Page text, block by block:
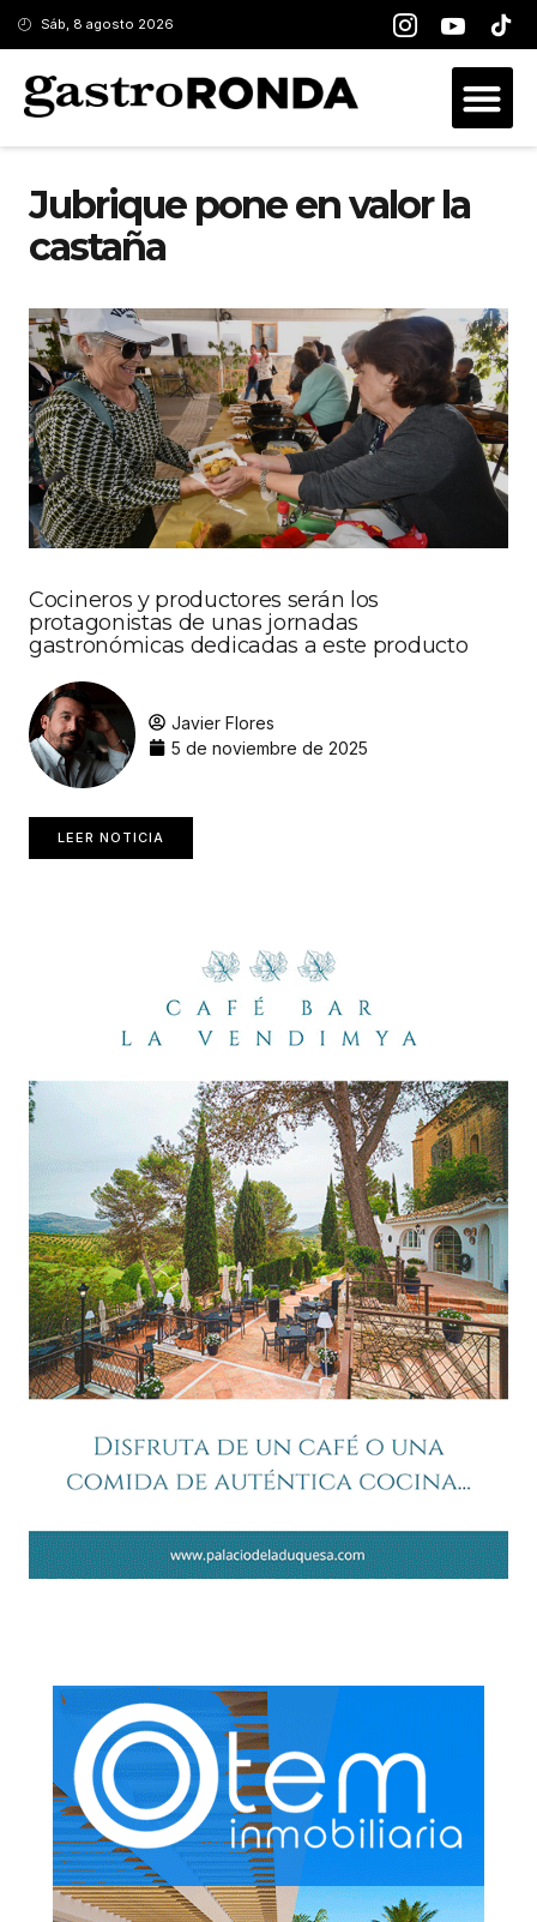
Sáb, 8 agosto 2026
Jubrique pone en valor la
castaña
Cocineros y productores serán los
protagonistas de unas jornadas
gastronómicas dedicadas a este producto
Javier Flores
5 de noviembre de 2025
LEER NOTICIA